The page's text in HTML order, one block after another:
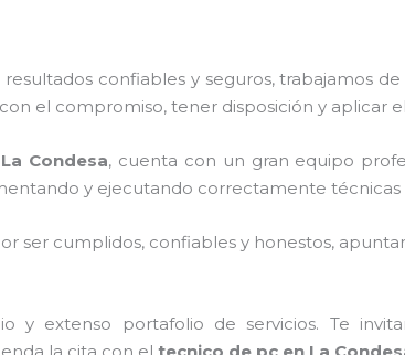
confiables y seguros, trabajamos
el compromiso, tener disposición y aplicar
Condesa, cuenta con un gran equipo
y ejecutando correctamente técnicas
ser cumplidos, confiables y honestos,
y extenso portafolio de servicios. Te